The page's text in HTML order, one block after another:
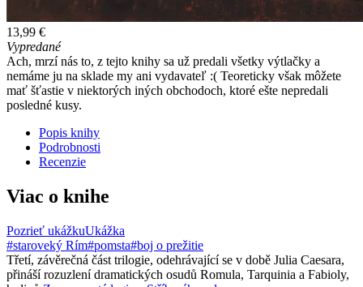
13,99 €
Vypredané
Ach, mrzí nás to, z tejto knihy sa už predali všetky výtlačky a
nemáme ju na sklade my ani vydavateľ :( Teoreticky však môžete
mať šťastie v niektorých iných obchodoch, ktoré ešte nepredali
posledné kusy.
Popis knihy
Podrobnosti
Recenzie
Viac o knihe
Pozrieť ukážkuUkážka
#staroveký Rím#pomsta#boj o prežitie
Třetí, závěrečná část trilogie, odehrávající se v době Julia Caesara,
přináší rozuzlení dramatických osudů Romula, Tarquinia a Fabioly,